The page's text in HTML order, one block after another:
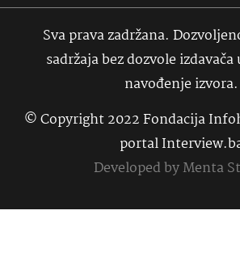
Sva prava zadržana.
sadržaja bez dozvole izdavača
navođenje izvora.
© Copyright 2022 Fondacija
portal
Developed byMenta